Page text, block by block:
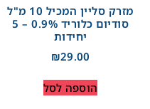
מזרק סליין המכיל 10 מ"ל
סודיום כלוריד 0.9% – 5
יחידות
₪29.00
הוספה לסל